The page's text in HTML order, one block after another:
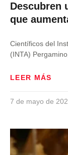
Descubren
que
Científicos del
(INTA)
LEER MÁS
7 de mayo de